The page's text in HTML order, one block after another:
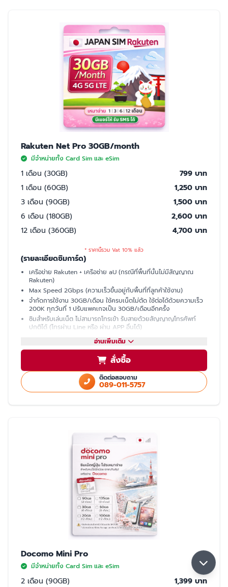
Rakuten Net Pro 30GB/month
มีจำหน่ายทั้ง Card Sim และ eSim
1 เดือน (30GB)
799 บาท
1 เดือน (60GB)
1,250 บาท
3 เดือน (90GB)
1,500 บาท
6 เดือน (180GB)
2,600 บาท
12 เดือน (360GB)
4,700 บาท
* ราคานี้รวม Vat 10% แล้ว
(รายละเอียดซิมการ์ด)
เครือข่าย Rakuten + เครือช่าย aU (กรณีที่พื้นที่นั้นไม่มีสัญญาณ
Rakuten)
Max Speed 2Gbps (ความเร็วขึ้นอยู่กับพื้นที่ที่ลูกค้าใช้งาน)
จำกัดการใช้งาน 30GB/เดือน ใช้ครบเน็ตไม่ตัด ใช้ต่อได้ด้วยความเร็ว
200K ทุกวันที่ 1 ปรับแพคเกจเป็น 30GB/เดือนอีกครั้ง
ซิมสำหรับเล่นเน็ต ไม่สามารถโทรเข้า รับสายด้วยสัญญาญโทรศัพท์
ปกติได้ (โทรผ่าน Line หรือ ผ่าน APP อื่นได้)
มีเบอร์ให้ รับ SMS ได้ (ใช้ซื้อบัตรคอนเสิร์ต, ซื้อของออนไลน์, เปิดบัญชี
แชร์ฮอตสปอต (Hotspot)ไม่ได้
ใช้สำเนา Passport หรือ สำเนาบัตรประชาชนในการสั่งซื้อ
ใช้ได้เฉพาะในประเทศญี่ปุ่นเท่านั้น
มี 2 แบบให้เลือก ซิมปกติ และ eSim
5GB หากใช้ครบ 5GB ความเร็วจะลดลงเหลือ 200K จนกว่าลูกค้าจะย้ายพื้นที่ที่มี
สัญญาน Rakuten ความเร็วจะกลับมาปกติ 30GB/เดือน
อ่านเพิ่มเติม
สั่งซื้อ
ติดต่อสอบถาม
089-011-5757
Docomo Mini Pro
มีจำหน่ายทั้ง Card Sim และ eSim
2 เดือน (90GB) 1,399 บาท